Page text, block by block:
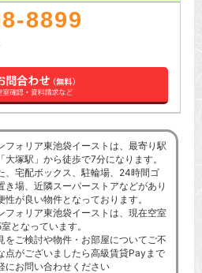
8899
フォリア東池袋イーストは、最寄り駅
大塚駅」から徒歩で7分になります。
、宅配ボックス、駐輪場、24時間ゴ
き場、近隣スーパーストアなどがあり
性が良い物件となっております。
フォリア東池袋イーストは、現在空室
となっています。
をご検討や物件・お部屋についてご不
点がございましたら高級賃貸Payまで
にお問い合わせください